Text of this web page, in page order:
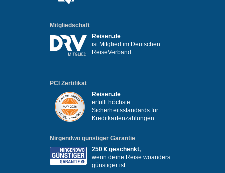
Mitgliedschaft
Reisen.de
ist Mitglied im Deutschen
ReiseVerband
PCI Zertifikat
Reisen.de
erfüllt höchste
Sicherheitsstandards für
Kreditkartenzahlungen
Nirgendwo günstiger Garantie
250 € geschenkt,
wenn deine Reise woanders
günstiger ist